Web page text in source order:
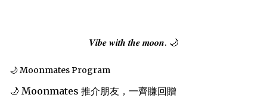
𝑽𝒊𝒃𝒆 𝒘𝒊𝒕𝒉 𝒕𝒉𝒆 𝒎𝒐𝒐𝒏. 🌙
🌙 Moonmates Program
🌙 Moonmates 推介朋友，一齊賺回贈